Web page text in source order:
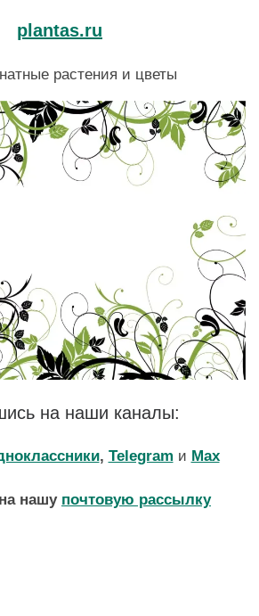
plantas.ru
растения и цветы
на наши каналы:
, Telegram и Max
нашу почтовую рассылку